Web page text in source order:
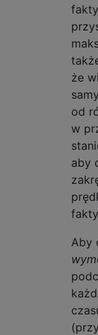
że
od
w
aby
Aby